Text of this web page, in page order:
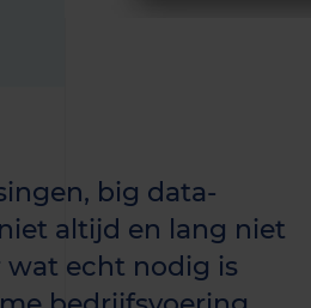
big data-
altijd en lang niet
wat echt nodig is